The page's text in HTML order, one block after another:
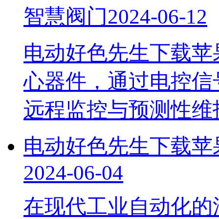
智慧阀门2024-06-12
电动好色先生下载
心器件，通过电控
远程监控与预测性
电动好色先生下载
2024-06-04
在现代工业自动化的